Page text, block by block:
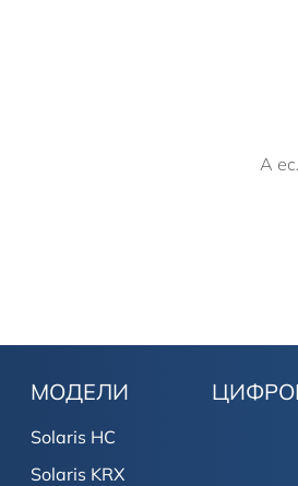
А
МОДЕЛИ
Solaris HC
Solaris KRX